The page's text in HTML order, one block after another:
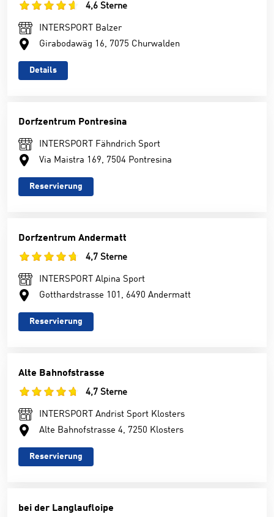
4,6 Sterne
INTERSPORT Balzer
Girabodawäg 16, 7075 Churwalden
Details
Dorfzentrum Pontresina
INTERSPORT Fähndrich Sport
Via Maistra 169, 7504 Pontresina
Reservierung
Dorfzentrum Andermatt
4,7 Sterne
INTERSPORT Alpina Sport
Gotthardstrasse 101, 6490 Andermatt
Reservierung
Alte Bahnofstrasse
4,7 Sterne
INTERSPORT Andrist Sport Klosters
Alte Bahnofstrasse 4, 7250 Klosters
Reservierung
bei der Langlaufloipe